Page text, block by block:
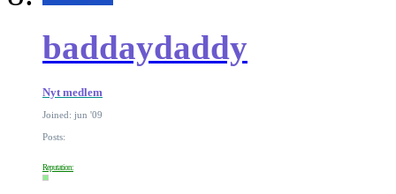
baddaydaddy
Nyt medlem
Joined: jun '09
Posts:
Reputation: